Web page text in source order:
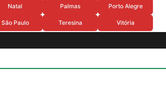
Natal Palmas Porto Alegre
São Paulo Teresina Vitória